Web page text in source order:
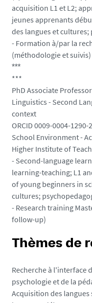
acquisition L1 et L2;
jeunes apprenants
des langues et cultures;
- Formation à/par la
(méthodologie et suivis)
***
***
PhD Associate
Linguistics - Second
context
ORCID 0009-0004-1290-
School Environment -
Higher Institute of
- Second-language
learning-teaching; L1
of young beginners in
cultures;
- Research training
follow-up)
Thèmes de
Recherche à l'interface
psychologie et de la
Acquisition des langues